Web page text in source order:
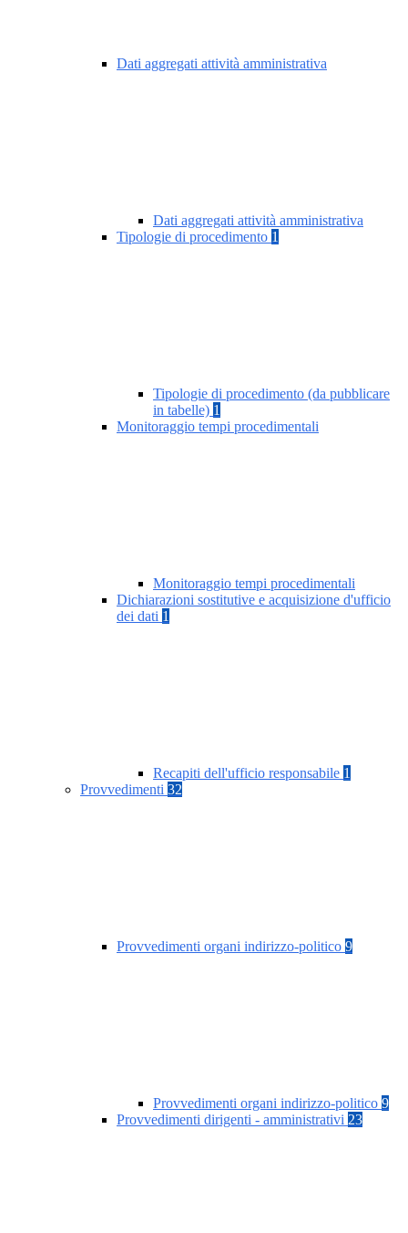
Dati aggregati attività amministrativa
Dati aggregati attività amministrativa
Tipologie di procedimento 1
Tipologie di procedimento (da pubblicare
in tabelle) 1
Monitoraggio tempi procedimentali
Monitoraggio tempi procedimentali
Dichiarazioni sostitutive e acquisizione d'ufficio
dei dati 1
Recapiti dell'ufficio responsabile 1
Provvedimenti 32
Provvedimenti organi indirizzo-politico 9
Provvedimenti organi indirizzo-politico 9
Provvedimenti dirigenti - amministrativi 23